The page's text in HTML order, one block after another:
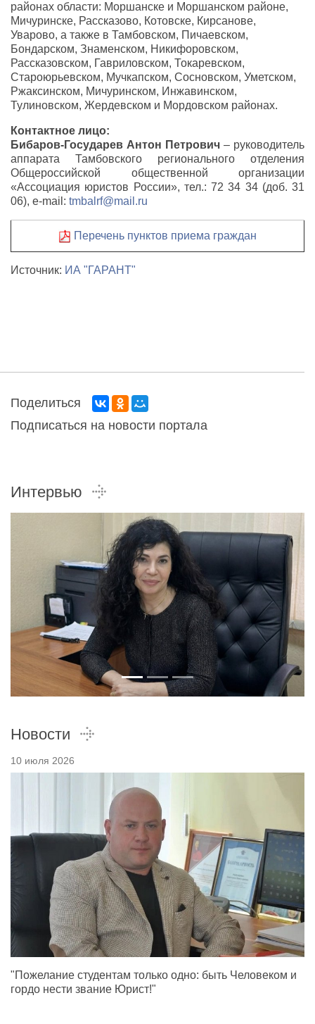
районах области: Моршанске и Моршанском районе,
Мичуринске, Рассказово, Котовске, Кирсанове,
Уварово, а также в Тамбовском, Пичаевском,
Бондарском, Знаменском, Никифоровском,
Рассказовском, Гавриловском, Токаревском,
Староюрьевском, Мучкапском, Сосновском, Уметском,
Ржаксинском, Мичуринском, Инжавинском,
Тулиновском, Жердевском и Мордовском районах.
Контактное лицо:
Бибаров-Государев Антон Петрович – руководитель
аппарата Тамбовского регионального отделения
Общероссийской общественной организации
«Ассоциация юристов России», тел.: 72 34 34 (доб. 31
06), e-mail: tmbalrf@mail.ru
Перечень пунктов приема граждан
Источник: ИА "ГАРАНТ"
Поделиться
Подписаться на новости портала
Интервью
Новости
10 июля 2026
"Пожелание студентам только одно: быть Человеком и
гордо нести звание Юрист!"